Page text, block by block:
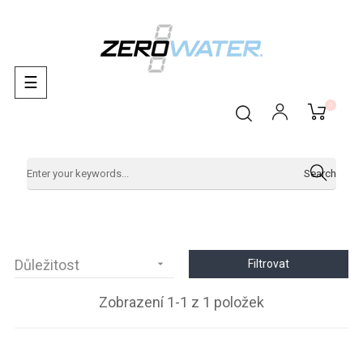
0
Toggle
navigation
☰
Search
Důležitost  Filtrovat
Zobrazení 1-1 z 1 položek